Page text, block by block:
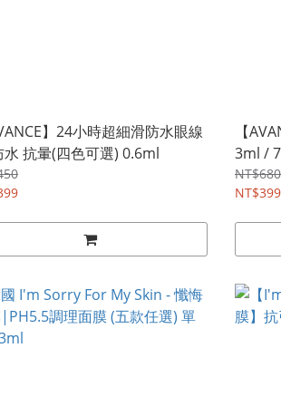
】24小時超細滑防水眼線
水 抗暈(四色可選) 0.6ml
【
3ml /
NT$680